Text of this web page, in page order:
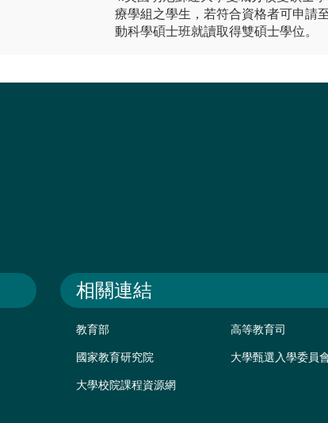
療學組之學生，若符合資格者可申請
動科學碩士班就讀取得雙碩士學位。
相關連結
教育部 高等教育司
國家教育研究院 大學甄選入學委員
大學校院課程資源網